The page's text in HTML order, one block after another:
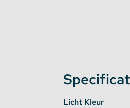
stijlvolle manier!
Licht Kleur